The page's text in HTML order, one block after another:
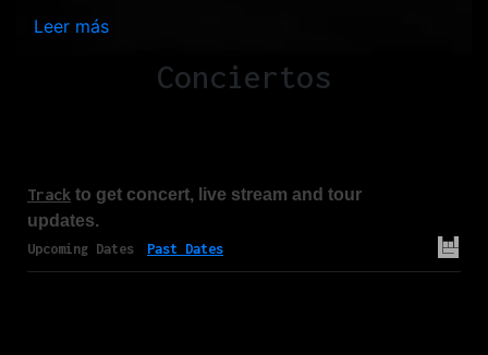
Leer más:
Conciertos
Track to get concert, live stream and tour
updates.
Upcoming Dates Past Dates